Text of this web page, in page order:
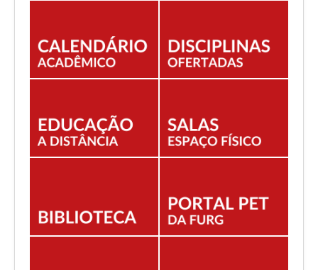
NORMAS ACADÊMICAS
DOCENTE
Você está aqui: Início
Divulgação da lista de homologados Edital 11/2026 -
CFOP